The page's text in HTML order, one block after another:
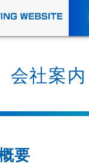
会社案内
要